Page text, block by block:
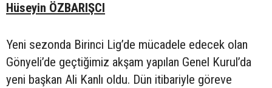
Hüseyin ÖZBARIŞCI
Yeni sezonda Birinci Lig’de mücadele edecek olan
Gönyeli’de geçtiğimiz akşam yapılan Genel Kurul’da
yeni başkan Ali Kanlı oldu. Dün itibariyle göreve